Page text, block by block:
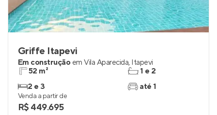
Griffe Itapevi
Em construção em Vila Aparecida, Itapevi
52 m²
2 e 3
1 e 2
até 1
Venda a partir de
R$ 449.695